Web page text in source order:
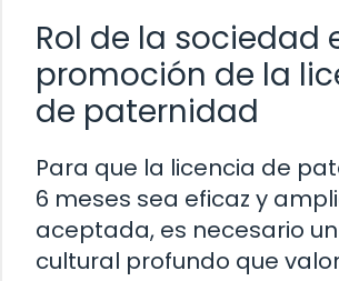
Rol de la sociedad
promoción de la
de paternidad
Para que la licencia de
6 meses sea eficaz y
aceptada, es necesario
cultural profundo que